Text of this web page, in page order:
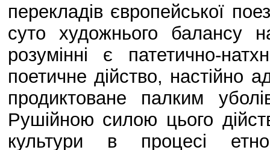
перекладів європейської
суто художнього балансу
розумінні є патетично-
поетичне дійство, настійно
продиктоване палким
Рушійною силою цього
культури в процесі